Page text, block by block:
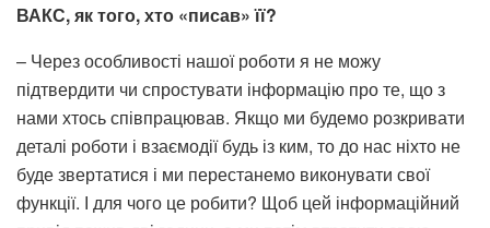
ВАКС, як того, хто «писав» її?
– Через особливості нашої роботи я не можу
підтвердити чи спростувати інформацію про те, що з
нами хтось співпрацював. Якщо ми будемо розкривати
деталі роботи і взаємодії будь із ким, то до нас ніхто не
буде звертатися і ми перестанемо виконувати свої
функції. І для чого це робити? Щоб цей інформаційний